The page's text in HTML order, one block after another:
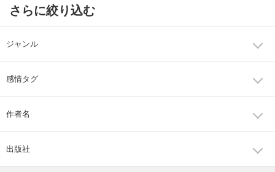
さらに絞り込む
ジャンル
感情タグ
作者名
出版社